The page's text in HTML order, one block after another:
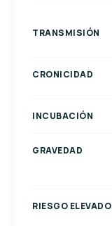
TRANSMISIÓN
CRONICIDAD
INCUBACIÓN
GRAVEDAD
RIESGO ELEVADO